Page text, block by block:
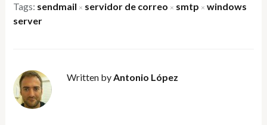
Tags: sendmail × servidor de correo × smtp × windows
server
Written byAntonio López